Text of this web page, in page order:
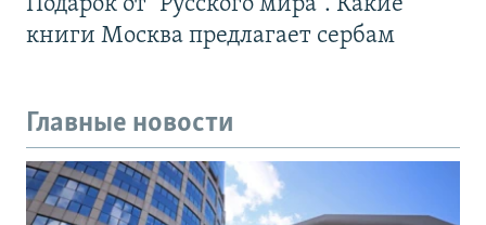
Подарок от "Русского мира". Какие
книги Москва предлагает сербам
Главные новости